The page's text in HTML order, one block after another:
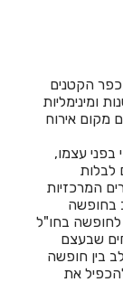
הקטנים
ומינימליות
מקום אירוח
עצמו,
לבלות
המרכזיות
בחופשה
לחופשה בחו"ל
שבעצם
בין חופשה
את